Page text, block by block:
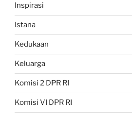
Inspirasi
Istana
Kedukaan
Keluarga
Komisi 2 DPR RI
Komisi VI DPR RI